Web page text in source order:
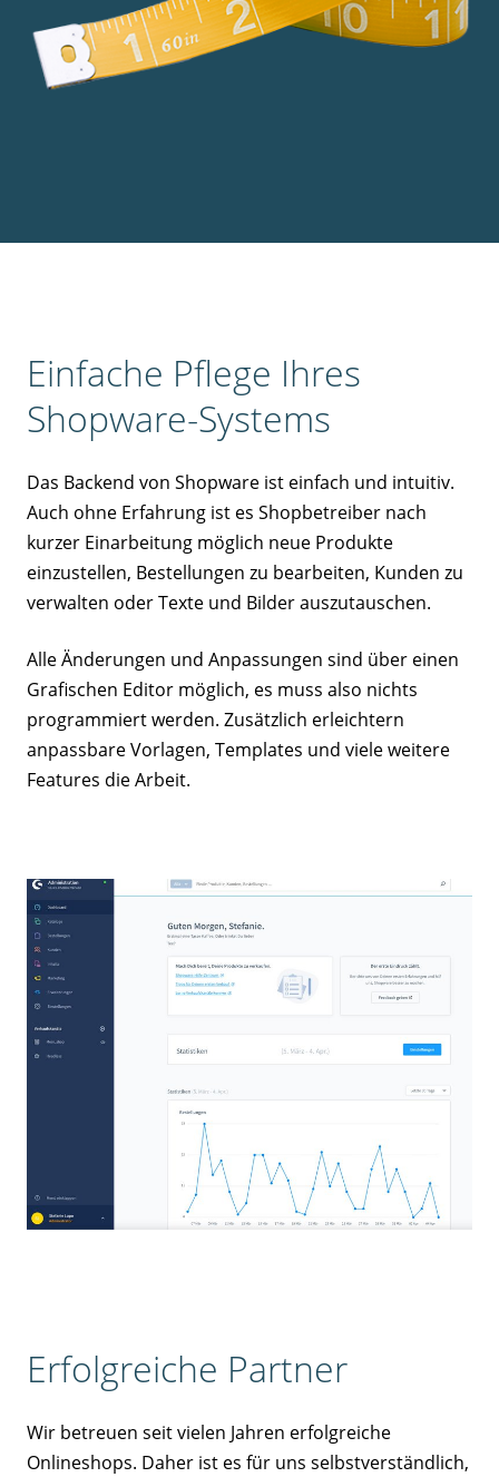
Einfache Pflege Ihres
Shopware-Systems
Das Backend von Shopware ist einfach und intuitiv.
Auch ohne Erfahrung ist es Shopbetreiber nach
kurzer Einarbeitung möglich neue Produkte
einzustellen, Bestellungen zu bearbeiten, Kunden zu
verwalten oder Texte und Bilder auszutauschen.
Alle Änderungen und Anpassungen sind über einen
Grafischen Editor möglich, es muss also nichts
programmiert werden. Zusätzlich erleichtern
anpassbare Vorlagen, Templates und viele weitere
Features die Arbeit.
Erfolgreiche Partner
Wir betreuen seit vielen Jahren erfolgreiche
Onlineshops. Daher ist es für uns selbstverständlich,